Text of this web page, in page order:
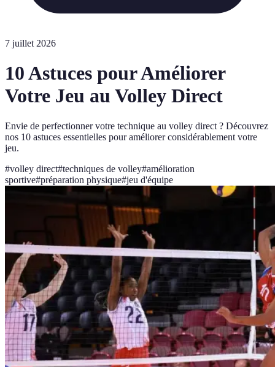
7 juillet 2026
10 Astuces pour Améliorer
Votre Jeu au Volley Direct
Envie de perfectionner votre technique au volley direct ? Découvrez
nos 10 astuces essentielles pour améliorer considérablement votre
jeu.
#volley direct#techniques de volley#amélioration
sportive#préparation physique#jeu d'équipe